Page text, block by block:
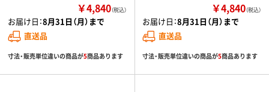
￥4,840（税込）
お届け日：8月31日（月）まで
直送品
寸法・販売単位違いの商品が5商品あります
￥4,840（税込）
お届け日：8月31日（月）まで
直送品
寸法・販売単位違いの商品が5商品あります